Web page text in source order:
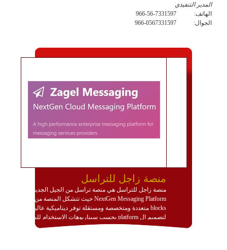
المدير التنفيذي
الهاتف:
966-56-7331597
الجوال:
966-0567331597
منصة زاجل للتراسل
منصة زاجل للتراسل هي منصة تراسل من الجيل الجديد
NextGen Messaging Platform حيث تتشكل المنصة من
blocks متعددة ومتخصصة ومستقلة توفر ديناميكية عالية
لتصميم ال platform بحسب سيناريوهات الاستخدام للمنصة
وتتوافق مع النشر والاستثمار ضمن بيئة استضافة dedicated